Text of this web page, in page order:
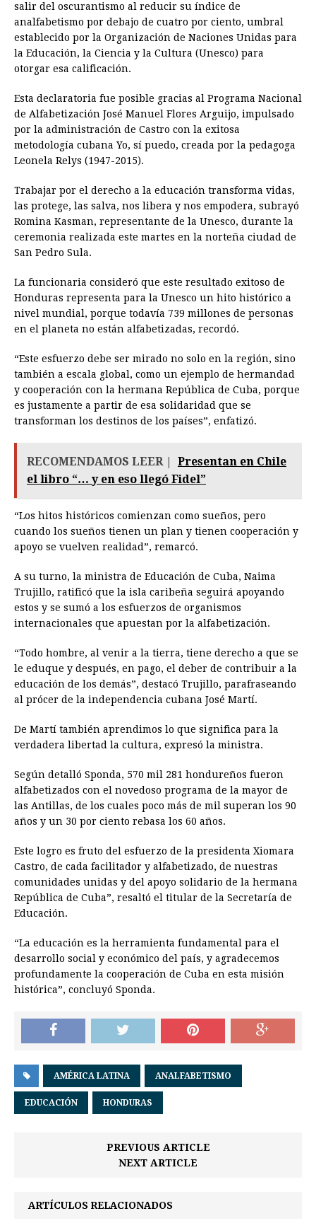
salir del oscurantismo al reducir su índice de
analfabetismo por debajo de cuatro por ciento, umbral
establecido por la Organización de Naciones Unidas para
la Educación, la Ciencia y la Cultura (Unesco) para
otorgar esa calificación.
Esta declaratoria fue posible gracias al Programa Nacional
de Alfabetización José Manuel Flores Arguijo, impulsado
por la administración de Castro con la exitosa
metodología cubana Yo, sí puedo, creada por la pedagoga
Leonela Relys (1947-2015).
Trabajar por el derecho a la educación transforma vidas,
las protege, las salva, nos libera y nos empodera, subrayó
Romina Kasman, representante de la Unesco, durante la
ceremonia realizada este martes en la norteña ciudad de
San Pedro Sula.
La funcionaria consideró que este resultado exitoso de
Honduras representa para la Unesco un hito histórico a
nivel mundial, porque todavía 739 millones de personas
en el planeta no están alfabetizadas, recordó.
“Este esfuerzo debe ser mirado no solo en la región, sino
también a escala global, como un ejemplo de hermandad
y cooperación con la hermana República de Cuba, porque
es justamente a partir de esa solidaridad que se
transforman los destinos de los países”, enfatizó.
RECOMENDAMOS LEER |
Presentan en Chile
el libro “… y en eso llegó Fidel”
“Los hitos históricos comienzan como sueños, pero
cuando los sueños tienen un plan y tienen cooperación y
apoyo se vuelven realidad”, remarcó.
A su turno, la ministra de Educación de Cuba, Naima
Trujillo, ratificó que la isla caribeña seguirá apoyando
estos y se sumó a los esfuerzos de organismos
internacionales que apuestan por la alfabetización.
“Todo hombre, al venir a la tierra, tiene derecho a que se
le eduque y después, en pago, el deber de contribuir a la
educación de los demás”, destacó Trujillo, parafraseando
al prócer de la independencia cubana José Martí.
De Martí también aprendimos lo que significa para la
verdadera libertad la cultura, expresó la ministra.
Según detalló Sponda, 570 mil 281 hondureños fueron
alfabetizados con el novedoso programa de la mayor de
las Antillas, de los cuales poco más de mil superan los 90
años y un 30 por ciento rebasa los 60 años.
Este logro es fruto del esfuerzo de la presidenta Xiomara
Castro, de cada facilitador y alfabetizado, de nuestras
comunidades unidas y del apoyo solidario de la hermana
República de Cuba”, resaltó el titular de la Secretaría de
Educación.
“La educación es la herramienta fundamental para el
desarrollo social y económico del país, y agradecemos
profundamente la cooperación de Cuba en esta misión
histórica”, concluyó Sponda.
AMÉRICA LATINA ANALFABETISMO
EDUCACIÓN HONDURAS
PREVIOUS ARTICLE
NEXT ARTICLE
ARTÍCULOS RELACIONADOS